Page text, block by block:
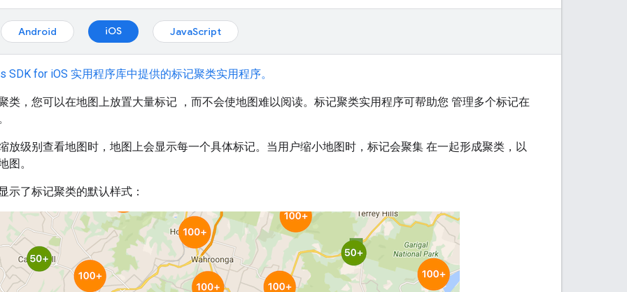
Android iOS JavaScript
SDK for iOS 实用程序库中提供的标记聚类实用程序。
类，您可以在地图上放置大量标记 ，而不会使地图难以阅读。标记聚类实用程序可帮助您 管理多个标记在
放级别查看地图时，地图上会显示每一个具体标记。当用户缩小地图时，标记会聚集 在一起形成聚类，以
图。
示了标记聚类的默认样式：